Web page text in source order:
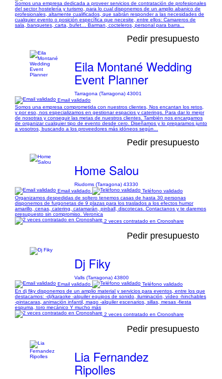
Somos una empresa dedicada a proveer servicios de contratación de profesionales
del sector hostelería y turismo, para lo cual disponemos de un amplio abanico de
profesionales, altamente cualificados, que sabrán responder a las necesidades de
cualquier evento o posición específica que necesite, entre ellos: Camareros de
sala, banquetes, carta, bufet… Barman, cocteleros, personal para barra...
Pedir presupuesto
Eila Montané Wedding
Event Planner
Tarragona (Tarragona) 43001
Email validado
Somos una empresa comprometida con nuestros clientes, Nos encantan los retos,
y por eso, nos especializamos en gestionar espacios y caterings. Para dar lo mejor
de nosotras y conseguir las metas de nuestros clientes. También nos encargamos
de organizar cualquier tipo de evento desde cero. Diseñamos y lo preparamos junto
a vosotros, buscando a los proveedores más idóneos según...
Pedir presupuesto
Home Salou
Riudoms (Tarragona) 43330
Email validado
Teléfono validado
Organizamos despedidas de soltero tenemos casas de hasta 30 personas
disponemos de furgonetas de 9 plazas para los traslados a los efectos humor
amarillo, cenas, catering, catamarán, pinball, discotecas. Contactanos y te daremos
presupuesto sin compromiso. Veronica
2 veces contratado en Cronoshare
Pedir presupuesto
Dj Fiky
Valls (Tarragona) 43800
Email validado
Teléfono validado
En dj fiky disponemos de un amplio material y servicios para eventos, entre los que
destacamos: -dj/karaoke -alquiler equipos de sonido, iluminación, vídeo -hinchables
-pintacaras, animación infantil, mago -alquiler escenarios, sillas, mesas -fiesta
espuma, toro mecánico Y mucho más
2 veces contratado en Cronoshare
Pedir presupuesto
Lia Fernandez
Ripolles